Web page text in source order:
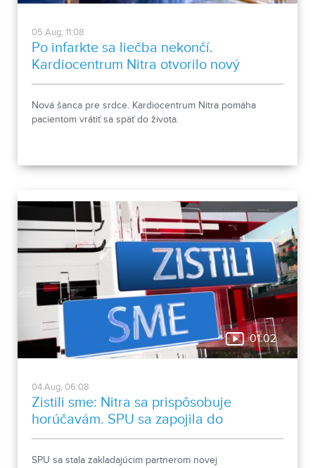
05.Aug, 11:08
Po infarkte sa liečba nekončí.
Kardiocentrum Nitra otvorilo nový
stacionár
Nová šanca pre srdce. Kardiocentrum Nitra pomáha
pacientom vrátiť sa späť do života.
01:02
04.Aug, 06:08
Zistili sme: Nitra sa prispôsobuje
horúčavám. SPU sa zapojila do
medzinárodnej platformy
SPU sa stala zakladajúcim partnerom novej